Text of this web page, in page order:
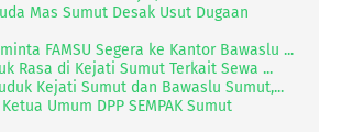
Mas Sumut Desak Usut Dugaan
FAMSU Segera ke Kantor Bawaslu ...
Rasa di Kejati Sumut Terkait Sewa ...
Kejati Sumut dan Bawaslu Sumut,...
Umum DPP SEMPAK Sumut